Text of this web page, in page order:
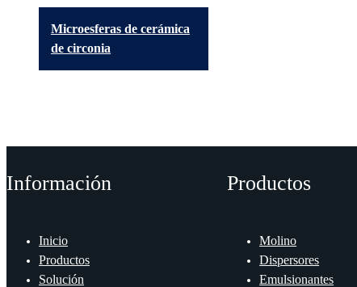
Microesferas de cerámica
de circonia
Información
Inicio
Productos
Solución
Productos
Molino
Dispersores
Emulsionantes